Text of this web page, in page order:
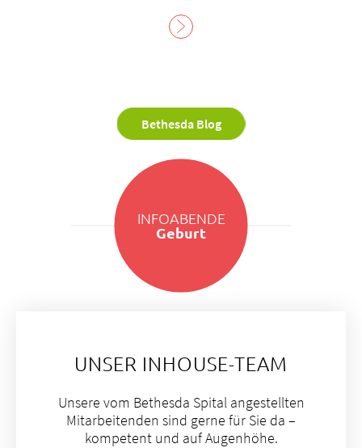
Bethesda Blog
INFOABENDE
Geburt
UNSER INHOUSE-TEAM
Unsere vom Bethesda Spital angestellten
Mitarbeitenden sind gerne für Sie da –
kompetent und auf Augenhöhe.